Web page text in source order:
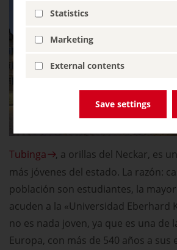
Statistics
Marketing
External contents
Save settings
Tubinga
, a orillas del Neckar, es
más jóvenes del estado. La razón:
población son estudiantes, la
acuden a la «Universidad Eberhard
no es nada joven, ya que es una de
Europa, con más de 540 años a sus